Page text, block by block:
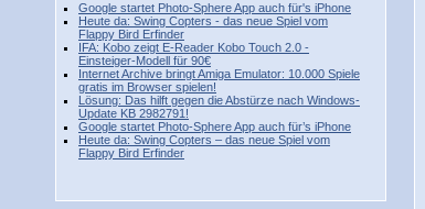
Google startet Photo-Sphere App auch für's iPhone
Heute da: Swing Copters - das neue Spiel vom
Flappy Bird Erfinder
IFA: Kobo zeigt E-Reader Kobo Touch 2.0 -
Einsteiger-Modell für 90€
Internet Archive bringt Amiga Emulator: 10.000 Spiele
gratis im Browser spielen!
Lösung: Das hilft gegen die Abstürze nach Windows-
Update KB 2982791!
Google startet Photo-Sphere App auch für’s iPhone
Heute da: Swing Copters – das neue Spiel vom
Flappy Bird Erfinder